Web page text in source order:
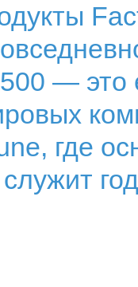
— это
где